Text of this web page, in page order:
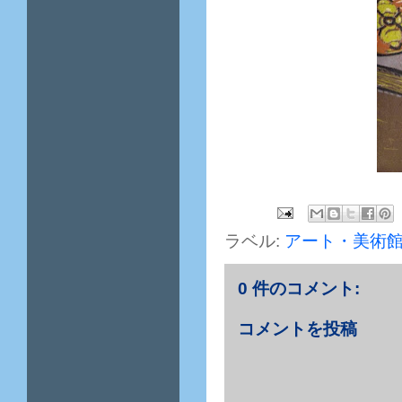
ラベル: アート・美術
0 件のコメント:
コメントを投稿